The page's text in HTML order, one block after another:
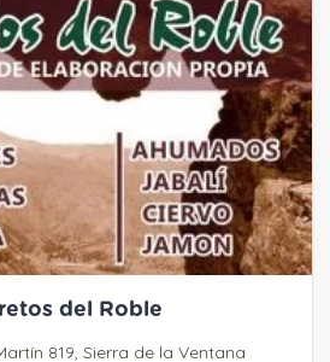
del Roble
819, Sierra de la Ventana